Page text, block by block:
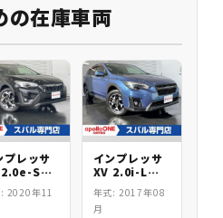
の在庫車両
プレッサ
S
2020年11
インプレッサ
XV 2.0i-L
EyeSight
AWD
年式: 2017年08
月